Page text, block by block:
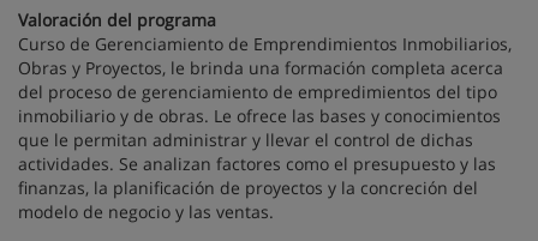
Valoración del programa
Curso de Gerenciamiento de Emprendimientos Inmobiliarios,
Obras y Proyectos, le brinda una formación completa acerca
del proceso de gerenciamiento de empredimientos del tipo
inmobiliario y de obras. Le ofrece las bases y conocimientos
que le permitan administrar y llevar el control de dichas
actividades. Se analizan factores como el presupuesto y las
finanzas, la planificación de proyectos y la concreción del
modelo de negocio y las ventas.